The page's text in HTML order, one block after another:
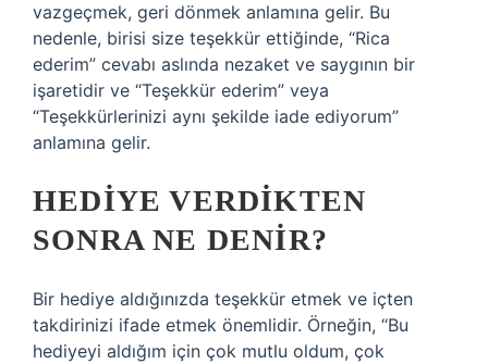
vazgeçmek, geri dönmek anlamına gelir. Bu
nedenle, birisi size teşekkür ettiğinde, “Rica
ederim” cevabı aslında nezaket ve saygının bir
işaretidir ve “Teşekkür ederim” veya
“Teşekkürlerinizi aynı şekilde iade ediyorum”
anlamına gelir.
HEDIYE VERDIKTEN
SONRA NE DENIR?
Bir hediye aldığınızda teşekkür etmek ve içten
takdirinizi ifade etmek önemlidir. Örneğin, “Bu
hediyeyi aldığım için çok mutlu oldum, çok